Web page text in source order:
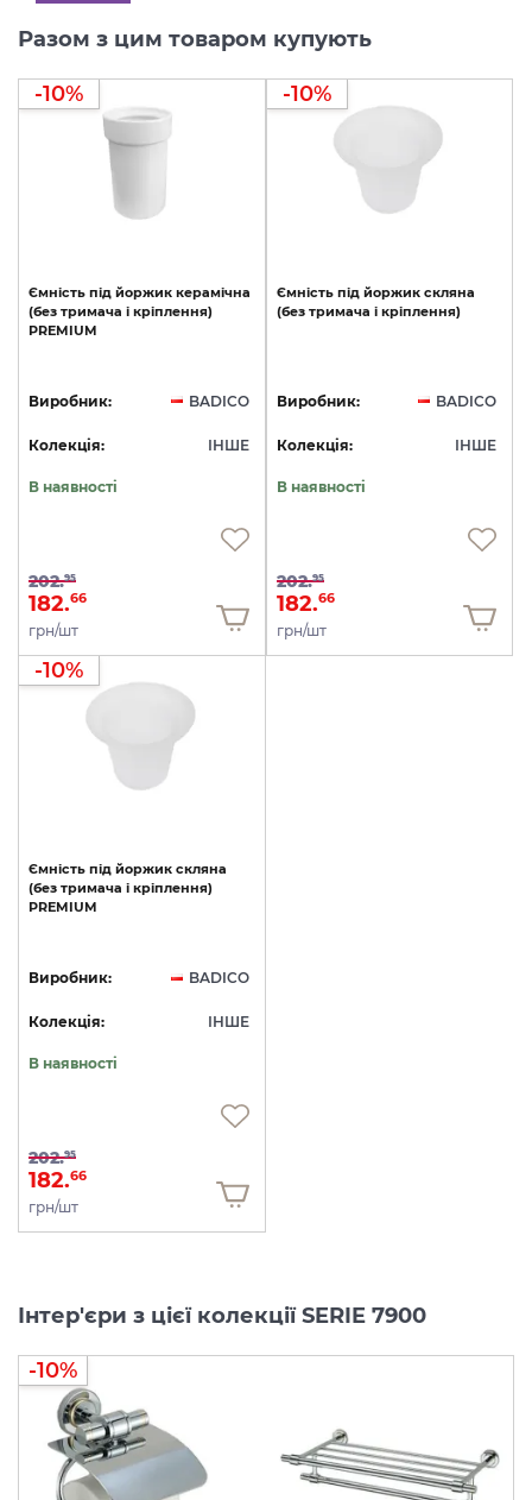
Разом з цим товаром купують
-10%
Ємність під йоржик керамічна
(без тримача і кріплення)
PREMIUM
Виробник: BADICO
Колекція: ІНШЕ
В наявності
202.95
182.66
грн/шт
-10%
Ємність під йоржик скляна
(без тримача і кріплення)
Виробник: BADICO
Колекція: ІНШЕ
В наявності
202.95
182.66
грн/шт
-10%
Ємність під йоржик скляна
(без тримача і кріплення)
PREMIUM
Виробник: BADICO
Колекція: ІНШЕ
В наявності
202.95
182.66
грн/шт
Інтер'єри з цієї колекції SERIE 7900
-10%